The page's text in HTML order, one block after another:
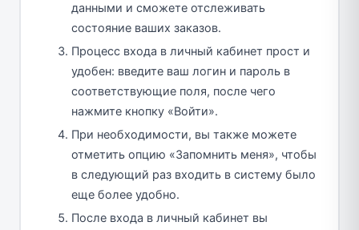
данными и сможете отслеживать
состояние ваших заказов.
Процесс входа в личный кабинет прост и
удобен: введите ваш логин и пароль в
соответствующие поля, после чего
нажмите кнопку «Войти».
При необходимости, вы также можете
отметить опцию «Запомнить меня», чтобы
в следующий раз входить в систему было
еще более удобно.
После входа в личный кабинет вы